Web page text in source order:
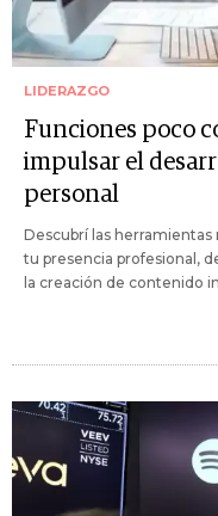
LIDERAZGO
Funciones poco
impulsar el
personal
Descubrí las
tu presencia profesional,
la creación de contenido